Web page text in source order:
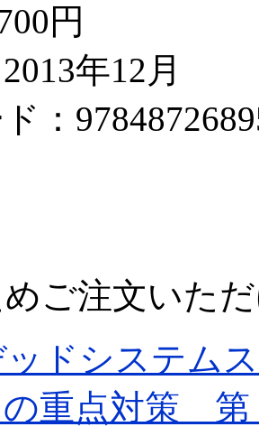
円
年12月
：
ご注文いた
ドシステム
の重点対策 第